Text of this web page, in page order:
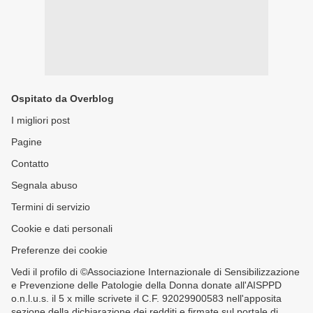
Ospitato da Overblog
I migliori post
Pagine
Contatto
Segnala abuso
Termini di servizio
Cookie e dati personali
Preferenze dei cookie
Vedi il profilo di ©Associazione Internazionale di Sensibilizzazione
e Prevenzione delle Patologie della Donna donate all'AISPPD
o.n.l.u.s. il 5 x mille scrivete il C.F. 92029900583 nell'apposita